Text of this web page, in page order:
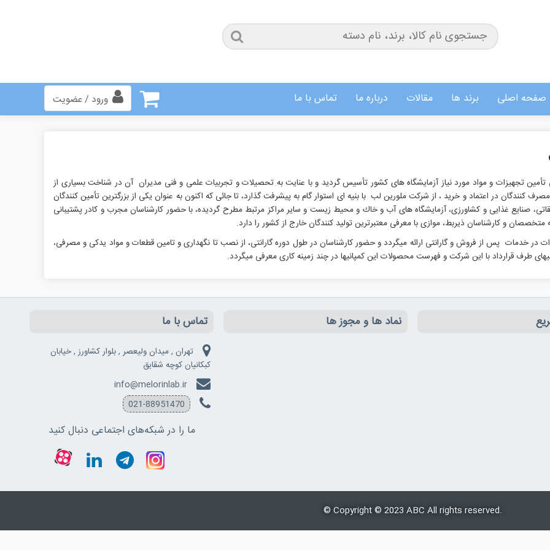
صفحه اصلی برند ها مقالات درباره ما تماس با ما ورود / عضویت
ملورین لب در سال 1380 با هدف کلی تأمین تجهیزات و مواد مورد نیاز آزمایشگاه های کشور تأسیس گردید و با عنایت به تحصیلات و تجربیات علمی و فنی مدیران آن در شناخت بسیاری از
در اعتماد و خرید ، از شرکت ملورین لب با بنیه ای استوار گام به پیشرفت گذارد، تا جائی که اکنون به عنوان یكی از بزرگترین تأمین کنندگان
صنایع غذایی و كشاورزی، آزمایشگاه های آب و خاك و محیط زیست و سایر مراكز مرتبط مطرح گردیده، با حضور کارشناسان مجرب و کادر پشتیبانی
و کارشناسان ذیربط، موازی با معرفی معتبرترین تولید کنندگان خارج از كشور را دارد.
در خدمات پس از فروش و گارانتی ارائه می‏گردد و حضور کارشناسان در طول دوره گارانتی، از نصب تا نگهداری و تامین قطعات و مواد یدکی و مصرفی،
طرف قرارداد با این شرکت و فهرست محصولات این کمپانی‏ها در چند زمینه کاری معرفی می‏گردد.
نماد ها و مجوز ها تماس با ما
تهران , میدان ولیعصر , بلوار کشاورز , خیابان
کبکانیان کوچه شقایق
info@melorinlab.ir
021-88951470
ما را در شبکه‌های اجتماعی دنبال کنید
© Copyright © 2023 ABC All rights reserved.